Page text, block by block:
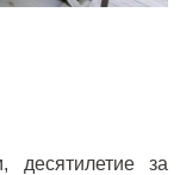
десятилетие за